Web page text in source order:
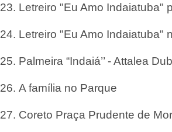
23. Letreiro "Eu Amo Indaiatuba"
24. Letreiro "Eu Amo Indaiatuba"
25. Palmeira “Indaiá’’ - Attalea
26. A família no Parque
27. Coreto Praça Prudente de